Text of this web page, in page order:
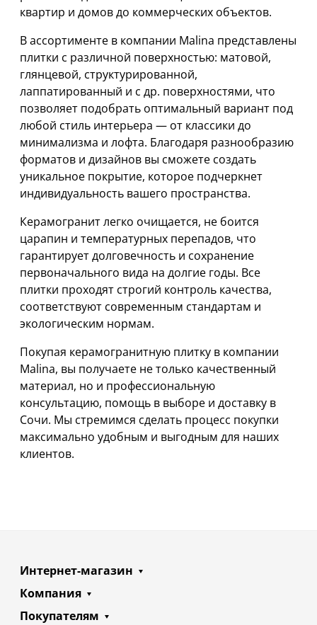
квартир и домов до коммерческих объектов.
В ассортименте в компании Malina представлены
плитки с различной поверхностью: матовой,
глянцевой, структурированной,
лаппатированный и с др. поверхностями, что
позволяет подобрать оптимальный вариант под
любой стиль интерьера — от классики до
минимализма и лофта. Благодаря разнообразию
форматов и дизайнов вы сможете создать
уникальное покрытие, которое подчеркнет
индивидуальность вашего пространства.
Керамогранит легко очищается, не боится
царапин и температурных перепадов, что
гарантирует долговечность и сохранение
первоначального вида на долгие годы. Все
плитки проходят строгий контроль качества,
соответствуют современным стандартам и
экологическим нормам.
Покупая керамогранитную плитку в компании
Malina, вы получаете не только качественный
материал, но и профессиональную
консультацию, помощь в выборе и доставку в
Сочи. Мы стремимся сделать процесс покупки
максимально удобным и выгодным для наших
клиентов.
Интернет-магазин
Компания
Покупателям